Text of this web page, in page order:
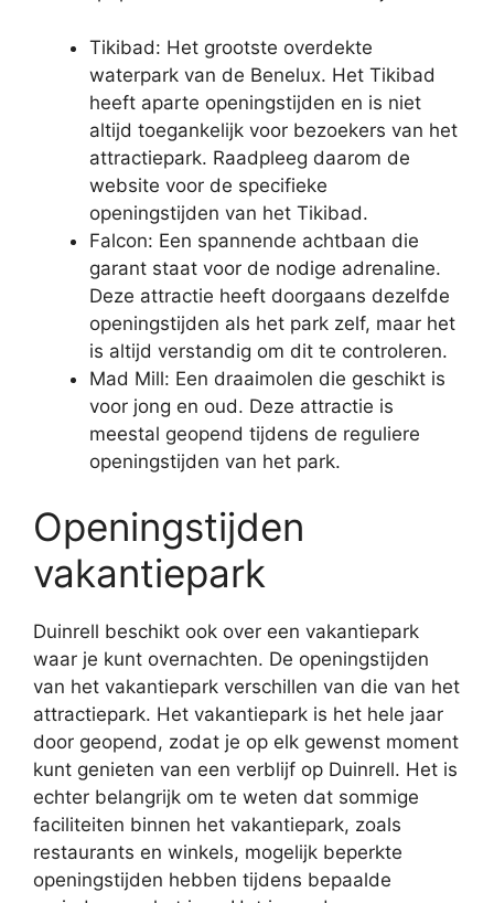
Tikibad: Het grootste overdekte
waterpark van de Benelux. Het Tikibad
heeft aparte openingstijden en is niet
altijd toegankelijk voor bezoekers van het
attractiepark. Raadpleeg daarom de
website voor de specifieke
openingstijden van het Tikibad.
Falcon: Een spannende achtbaan die
garant staat voor de nodige adrenaline.
Deze attractie heeft doorgaans dezelfde
openingstijden als het park zelf, maar het
is altijd verstandig om dit te controleren.
Mad Mill: Een draaimolen die geschikt is
voor jong en oud. Deze attractie is
meestal geopend tijdens de reguliere
openingstijden van het park.
Openingstijden
vakantiepark
Duinrell beschikt ook over een vakantiepark
waar je kunt overnachten. De openingstijden
van het vakantiepark verschillen van die van het
attractiepark. Het vakantiepark is het hele jaar
door geopend, zodat je op elk gewenst moment
kunt genieten van een verblijf op Duinrell. Het is
echter belangrijk om te weten dat sommige
faciliteiten binnen het vakantiepark, zoals
restaurants en winkels, mogelijk beperkte
openingstijden hebben tijdens bepaalde